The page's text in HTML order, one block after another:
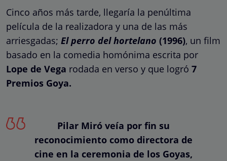
Cinco años más tarde, llegaría la penúltima
película de la realizadora y una de las más
arriesgadas; El perro del hortelano (1996), un film
basado en la comedia homónima escrita por
Lope de Vega rodada en verso y que logró 7
Premios Goya.
Pilar Miró veía por fin su
reconocimiento como directora de
cine en la ceremonia de los Goyas,